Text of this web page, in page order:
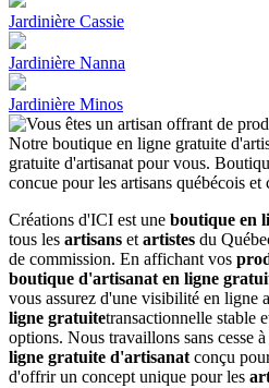
Jardinière Cassie
Jardinière Nanna
Jardinière Minos
Créations d'ICI est une boutique en
tous les artisans et artistes du
de commission. En affichant vos
boutique d'artisanat en ligne
vous assurez d'une visibilité en ligne
ligne gratuitetransactionnelle stable
options. Nous travaillons sans cesse
ligne gratuite d'artisanat conçu
d'offrir un concept unique pour les